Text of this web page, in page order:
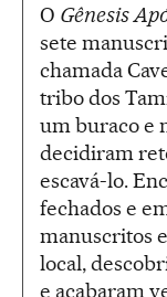
O Gênesis
sete
chamada
tribo dos
um buraco e
decidiram
escavá-lo.
fechados e
manuscritos
local,
e acabaram